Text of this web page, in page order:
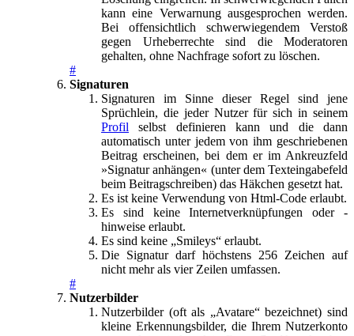
kann eine Verwarnung ausgesprochen werden.
Bei offensichtlich schwerwiegendem Verstoß
gegen Urheberrechte sind die Moderatoren
gehalten, ohne Nachfrage sofort zu löschen.
#
Signaturen
Signaturen im Sinne dieser Regel sind jene
Sprüchlein, die jeder Nutzer für sich in seinem
Profil selbst definieren kann und die dann
automatisch unter jedem von ihm geschriebenen
Beitrag erscheinen, bei dem er im Ankreuzfeld
»Signatur anhängen« (unter dem Texteingabefeld
beim Beitragschreiben) das Häkchen gesetzt hat.
Es ist keine Verwendung von Html-Code erlaubt.
Es sind keine Internetverknüpfungen oder -
hinweise erlaubt.
Es sind keine „Smileys“ erlaubt.
Die Signatur darf höchstens 256 Zeichen auf
nicht mehr als vier Zeilen umfassen.
#
Nutzerbilder
Nutzerbilder (oft als „Avatare“ bezeichnet) sind
kleine Erkennungsbilder, die Ihrem Nutzerkonto